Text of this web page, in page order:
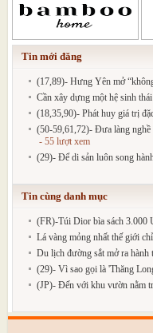
Tin mới đăng
(17,89)- Hưng Yên mở
Cần xây dựng một hệ sinh
(18,35,90)- Phát huy giá trị
(50-59,61,72)- Đưa làng nghề
- 55 lượt xem
(29)- Để di sản luôn song
Tin cùng danh mục
(FR)-Túi Dior bìa sách 3.000
Lá vàng mỏng nhất thế giới
Du lịch đường sắt mở ra hành
(29)- Vì sao gọi là 'Thăng
(JP)- Đến với khu vườn nằm